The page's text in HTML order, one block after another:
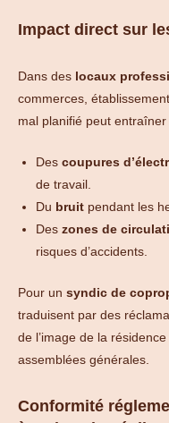
Impact direct sur
Dans des locaux
commerces,
mal planifié peut entraîner
Des coupures
de travail.
Du bruit pendant les
Des zones de
risques d’accidents.
Pour un syndic de
traduisent par des
de l’image de la
assemblées générales.
Conformité